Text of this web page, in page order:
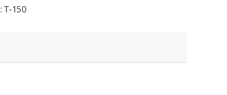
: Т-150